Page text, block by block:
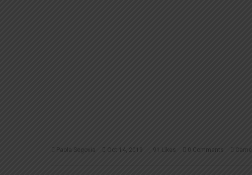
Paola Segovia Oct 14, 2019 91 Likes 0 Comments Carne